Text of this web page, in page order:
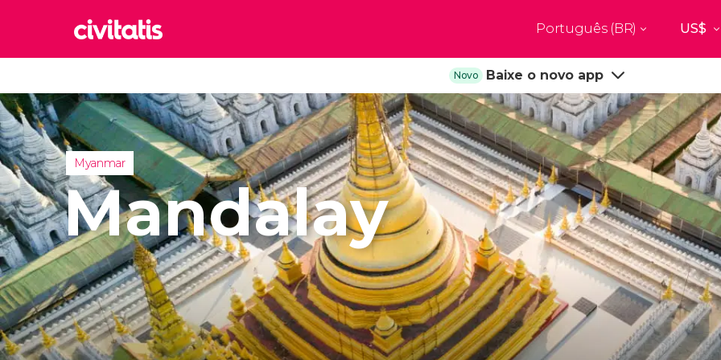
Top destinos
Itália
Paris
França Estados
Londres
Reino Unido
Florença
Itália Hungria
Edimburgo
Reino Unido
Madrid
Espanha Espanha
Marrakech
Marrocos
Amsterdam
Holanda
Milão
Itália
Istambul
Turquia
Praga
República Tcheca
Porto
Portugal
Ver todos os destinos
Português (BR)
Novo Baixe o novo app
Myanmar
Mandalay